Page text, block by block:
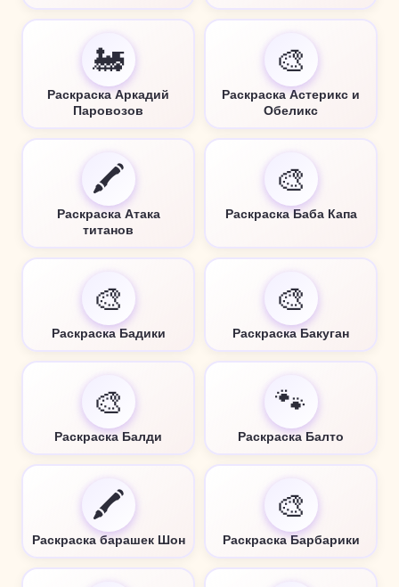
🚂
Раскраска Аркадий
Паровозов
🎨
Раскраска Астерикс и
Обеликс
🖍️
Раскраска Атака
титанов
🎨
Раскраска Баба Капа
🎨
Раскраска Бадики
🎨
Раскраска Бакуган
🎨
Раскраска Балди
🐾
Раскраска Балто
🖍️
Раскраска барашек Шон
🎨
Раскраска Барбарики